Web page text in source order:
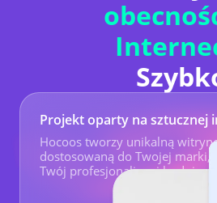
Projekt oparty na sztucznej
Hocoos tworzy unikalną
dostosowaną do Twojej marki,
Twój profesjonalizm i budującą